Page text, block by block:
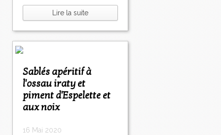
Lire la suite
Sablés apéritif à
l'ossau iraty et
piment d'Espelette et
aux noix
16 Mai 2020